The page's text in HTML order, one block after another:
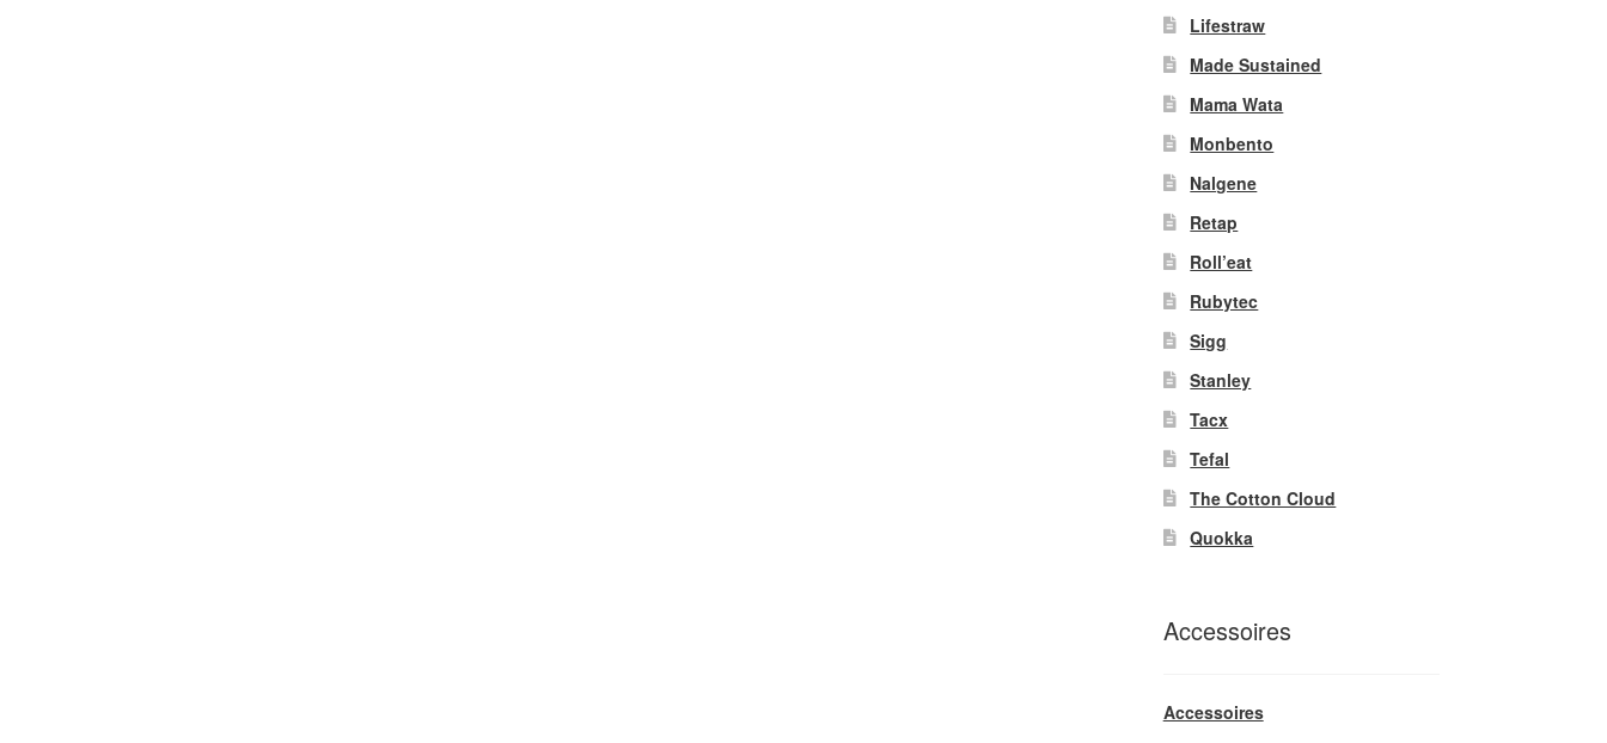
Lifestraw
Made Sustained
Mama Wata
Monbento
Nalgene
Retap
Roll’eat
Rubytec
Sigg
Stanley
Tacx
Tefal
The Cotton Cloud
Quokka
Accessoires
Accessoires